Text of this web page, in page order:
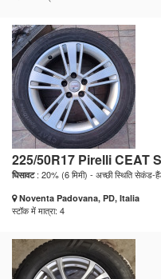
225/50R17 Pirelli CEAT
घिसावट: 20% (6 मिमी) - अच्छी स्थिति सेकंड-
Noventa Padovana, PD, Italia
स्टॉक में मात्रा: 4